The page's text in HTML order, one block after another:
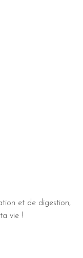
et de digestion,
vie !